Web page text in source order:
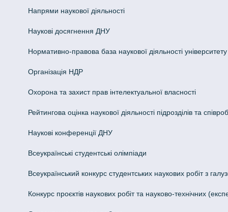
Напрями наукової діяльності
Наукові досягнення ДНУ
Нормативно-правова база наукової діяльності університету
Організація НДР
Охорона та захист прав інтелектуальної власності
Рейтингова оцінка наукової діяльності підрозділів та
Наукові конференції ДНУ
Всеукраїнські студентські олімпіади
Всеукраїнський конкурс студентських наукових робіт з
Конкурс проєктів наукових робіт та науково-технічних